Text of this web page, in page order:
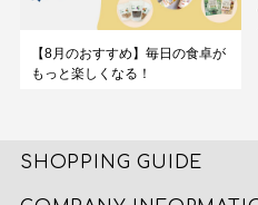
【8月のおすすめ】毎日の食卓が
もっと楽しくなる！
SHOPPING GUIDE